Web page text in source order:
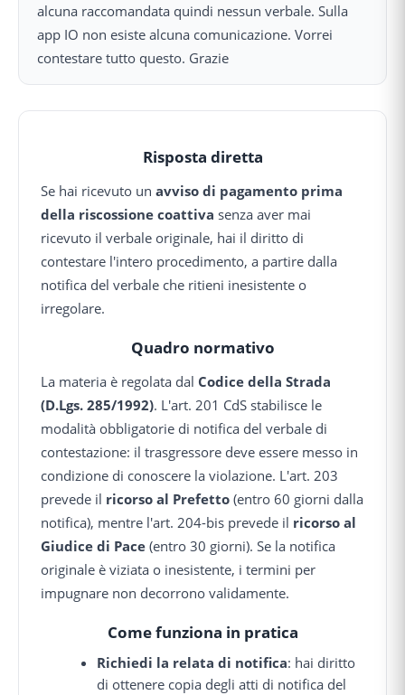
alcuna raccomandata quindi nessun verbale. Sulla
app IO non esiste alcuna comunicazione. Vorrei
contestare tutto questo. Grazie
Risposta diretta
Se hai ricevuto un avviso di pagamento prima
della riscossione coattiva senza aver mai
ricevuto il verbale originale, hai il diritto di
contestare l'intero procedimento, a partire dalla
notifica del verbale che ritieni inesistente o
irregolare.
Quadro normativo
La materia è regolata dal Codice della Strada
(D.Lgs. 285/1992). L'art. 201 CdS stabilisce le
modalità obbligatorie di notifica del verbale di
contestazione: il trasgressore deve essere messo in
condizione di conoscere la violazione. L'art. 203
prevede il ricorso al Prefetto (entro 60 giorni dalla
notifica), mentre l'art. 204-bis prevede il ricorso al
Giudice di Pace (entro 30 giorni). Se la notifica
originale è viziata o inesistente, i termini per
impugnare non decorrono validamente.
Come funziona in pratica
Richiedi la relata di notifica: hai diritto
di ottenere copia degli atti di notifica del